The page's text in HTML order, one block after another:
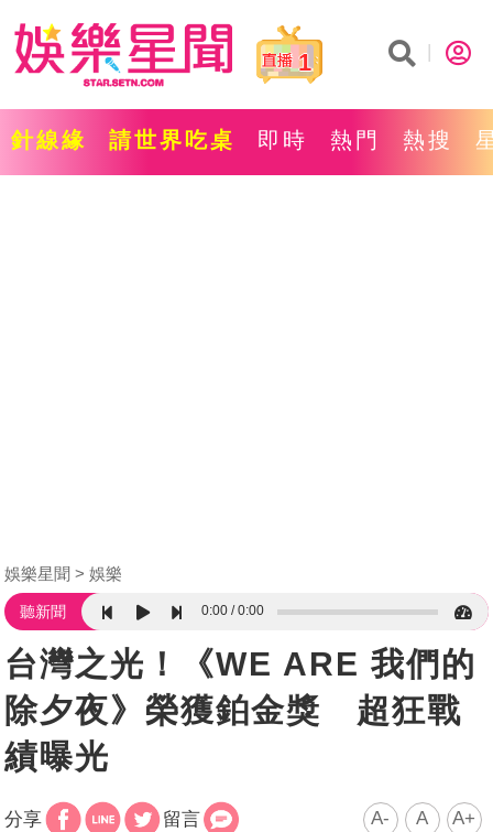
1
針線緣 請世界吃桌 即時 熱門 熱搜
娛樂星聞 娛樂
聽新聞 0:00 0:00
台灣之光！《WE ARE 我們的
除夕夜》榮獲鉑金獎 超狂戰
績曝光
分享 留言 A- A A+